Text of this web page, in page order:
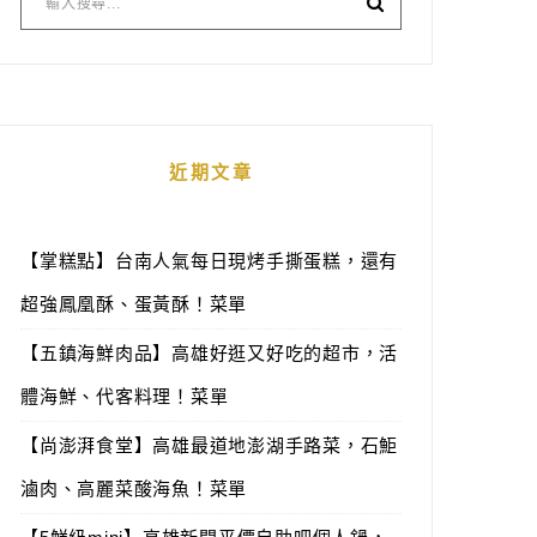
近期文章
【掌糕點】台南人氣每日現烤手撕蛋糕，還有
超強鳳凰酥、蛋黃酥！菜單
【五鎮海鮮肉品】高雄好逛又好吃的超市，活
體海鮮、代客料理！菜單
【尚澎湃食堂】高雄最道地澎湖手路菜，石鮔
滷肉、高麗菜酸海魚！菜單